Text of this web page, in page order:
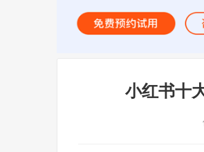
小红书十